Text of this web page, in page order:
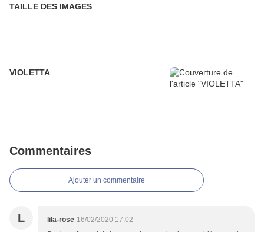
TAILLE DES IMAGES
VIOLETTA
Commentaires
Ajouter un commentaire
L lila-rose 16/02/2020 17:02